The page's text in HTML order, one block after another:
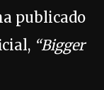
publicado
“Bigger